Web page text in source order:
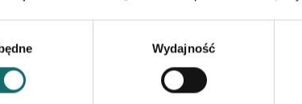
Wydajność